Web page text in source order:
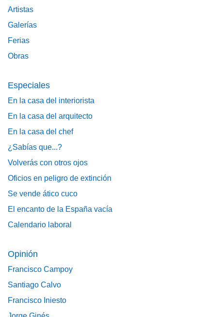
Artistas
Galerías
Ferias
Obras
Especiales
En la casa del interiorista
En la casa del arquitecto
En la casa del chef
¿Sabías que...?
Volverás con otros ojos
Oficios en peligro de extinción
Se vende ático cuco
El encanto de la España vacía
Calendario laboral
Opinión
Francisco Campoy
Santiago Calvo
Francisco Iniesto